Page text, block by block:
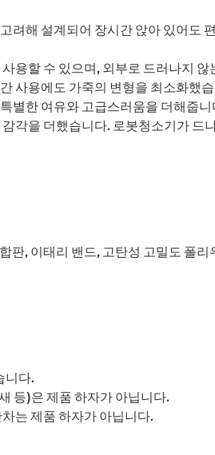
려해 설계되어 장시간 앉아 있어도
용할 수 있으며, 외부로 드러나지
사용에도 가죽의 변형을 최소화했
별한 여유와 고급스러움을 더해줍
각을 더했습니다. 로봇청소기가 드
판, 이태리 밴드, 고탄성 고밀도 폴
니다.
등)은 제품 하자가 아닙니다.
는 제품 하자가 아닙니다.